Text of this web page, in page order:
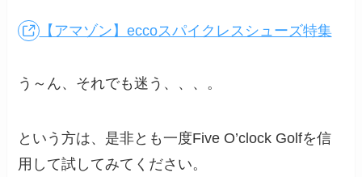
【アマゾン】eccoスパイクレスシューズ特集
う～ん、それでも迷う、、、。
という方は、是非とも一度Five O’clock Golfを信
用して試してみてください。